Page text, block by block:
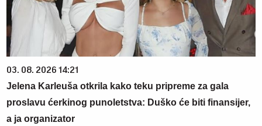
03. 08. 2026 14:21
Jelena Karleuša otkrila kako teku pripreme za gala
proslavu ćerkinog punoletstva: Duško će biti finansijer,
a ja organizator